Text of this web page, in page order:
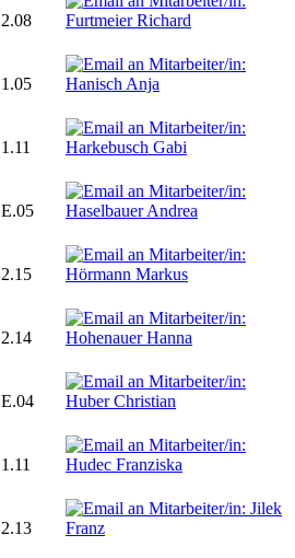
2.08
1.05
1.11
E.05
2.15
2.14
E.04
1.11
2.13